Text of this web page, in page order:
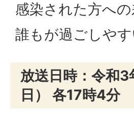
感染された方へ
誰もが過ごしや
放送日時：令和
日） 各17時4分